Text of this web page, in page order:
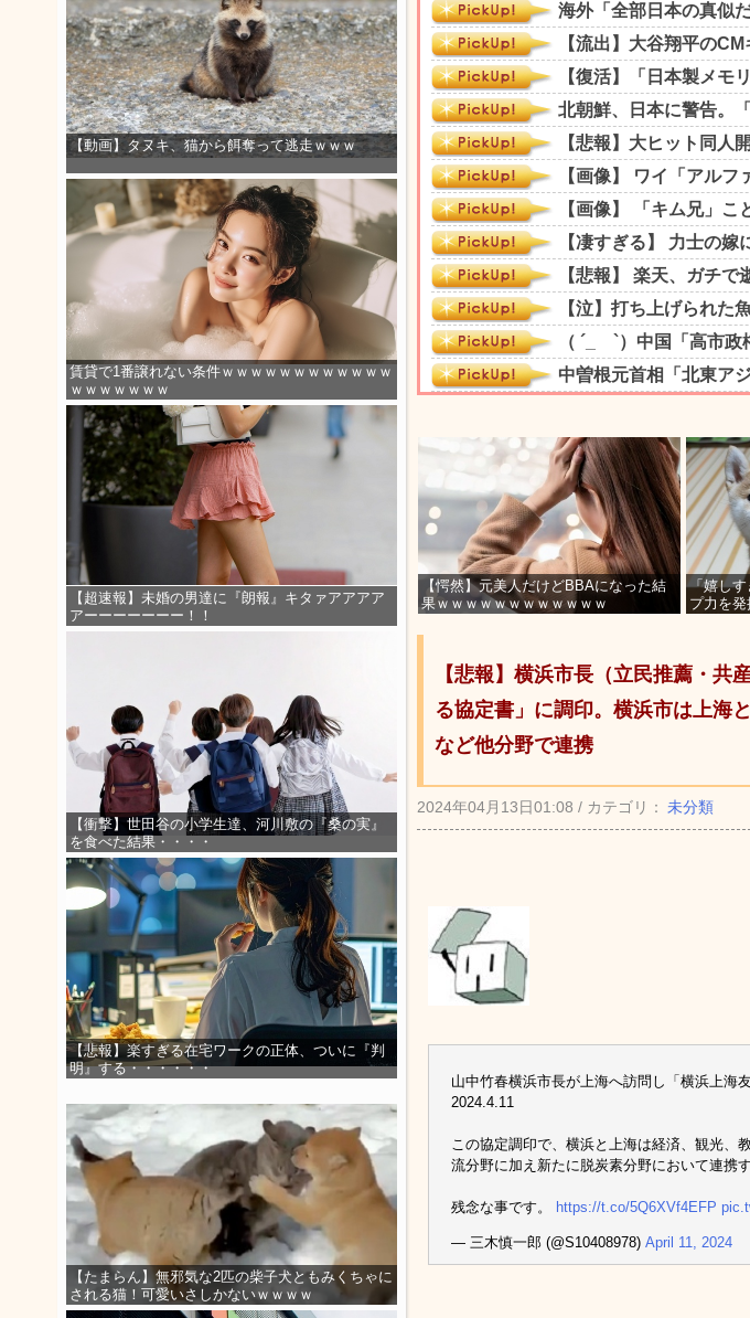
【動画】タヌキ、猫から餌奪って逃走ｗｗｗ
賃貸で1番譲れない条件ｗｗｗｗｗｗｗｗｗｗｗｗ
ｗｗｗｗｗｗｗ
【超速報】未婚の男達に『朗報』キタァアアアア
アーーーーーーー！！
【衝撃】世田谷の小学生達、河川敷の『桑の実』
を食べた結果・・・・
【悲報】楽すぎる在宅ワークの正体、ついに『判
明』する・・・・・・
【たまらん】無邪気な2匹の柴子犬ともみくちゃに
される猫！可愛いさしかないｗｗｗｗ
【愕然】元美人だけどBBAになった結
果ｗｗｗｗｗｗｗｗｗｗｗｗ
「嬉し
プ力を
【悲報】横浜市長（立民推薦・共
る協定書」に調印。横浜市は上海
など他分野で連携
2024年04月13日01:08 / カテゴリ： 未分類
山中竹春横浜市長が上海へ訪問し「横浜上海
2024.4.11
この協定調印で、横浜と上海は経済、観光、
流分野に加え新たに脱炭素分野において連携
残念な事です。 https://t.co/5Q6XVf4EFP
— 三木慎一郎 (@S10408978) April 11, 2024